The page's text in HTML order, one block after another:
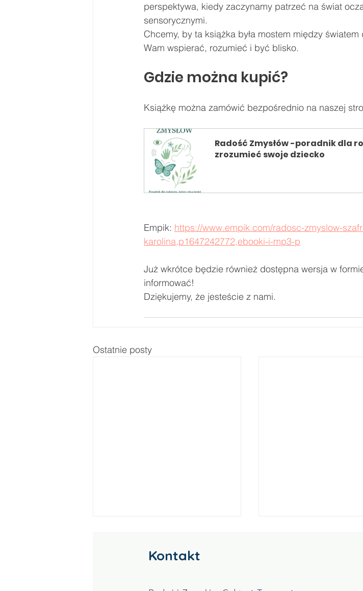
perspektywa, kiedy zaczynamy patrzeć na świat
sensorycznymi.
Chcemy, by ta książka była mostem między
Wam wspierać, rozumieć i być blisko.
Gdzie można kupić?
Książkę można zamówić bezpośrednio na naszej
Radość Zmysłów -poradnik dla
zrozumieć swoje dziecko
Empik: https://www.empik.com/radosc-zmyslow-
karolina,p1647242772,ebooki-i-mp3-p
Już wkrótce będzie również dostępna wersja w
informować!
Dziękujemy, że jesteście z nami.
Ostatnie posty
Kontakt